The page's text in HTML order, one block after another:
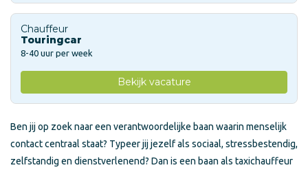
Chauffeur
Touringcar
8-40 uur per week
Bekijk vacature
Ben jij op zoek naar een verantwoordelijke baan waarin menselijk
contact centraal staat? Typeer jij jezelf als sociaal, stressbestendig,
zelfstandig en dienstverlenend? Dan is een baan als taxichauffeur